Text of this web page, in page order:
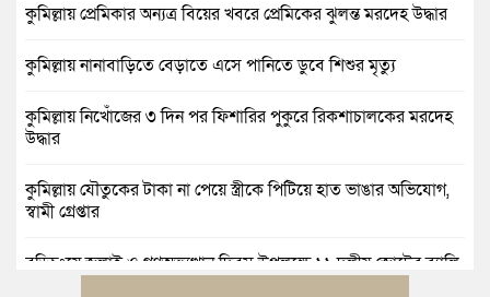
কুমিল্লায় প্রেমিকার অন্যত্র বিয়ের খবরে প্রেমিকের ঝুলন্ত মরদেহ উদ্ধার
কুমিল্লায় নানাবাড়িতে বেড়াতে এসে পানিতে ডুবে শিশুর মৃত্যু
কুমিল্লায় নিখোঁজের ৩ দিন পর ফিশারির পুকুরে রিকশাচালকের মরদেহ
উদ্ধার
কুমিল্লায় যৌতুকের টাকা না পেয়ে স্ত্রীকে পিটিয়ে হাত ভাঙার অভিযোগ,
স্বামী গ্রেপ্তার
বুড়িচংয়ে জুলাই ও গণঅভ্যুত্থান দিবস উপলক্ষে ১১ দলীয় জোটের র‍্যালি